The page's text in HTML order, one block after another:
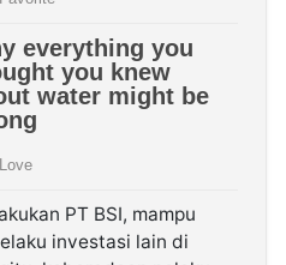
PT BSI, mampu
investasi lain di